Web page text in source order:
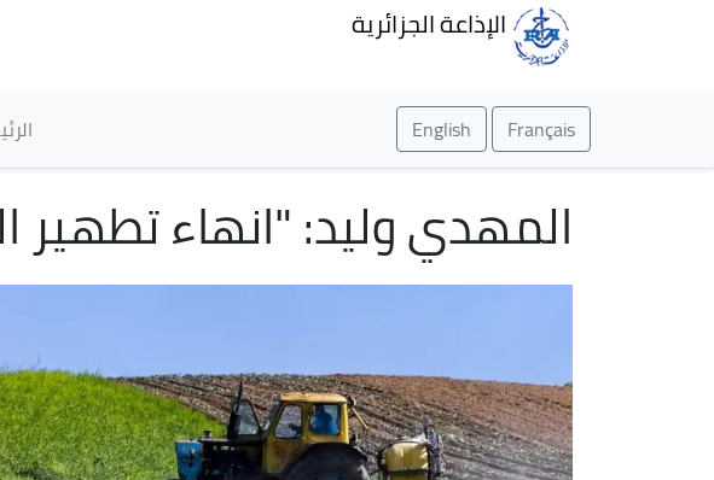
الإذاعة الجزائرية
Français
English
المهدي وليد: "انهاء تطهير